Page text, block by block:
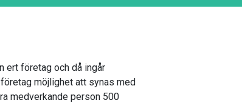
ert företag och då ingår
möjlighet att synas med
medverkande person 500